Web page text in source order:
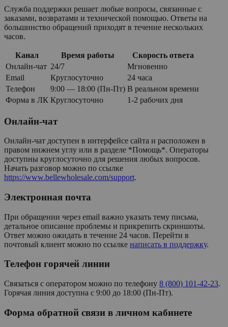
Служба поддержки решает любые вопросы, связанные с
заказами, возвратами и технической помощью. Ответы на
большинство обращений приходят в течение нескольких
часов.
Канал Время работы
Скорость ответа
Онлайн-чат 24/7
Мгновенно
Email
Круглосуточно
24 часа
Телефон
9:00 — 18:00 (Пн-Пт) В реальном времени
Форма в ЛК Круглосуточно 1-2 рабочих дня
Онлайн-чат
Онлайн-чат доступен в интерфейсе сайта и расположен в
правом нижнем углу или в разделе *Помощь*. Операторы
доступны круглосуточно для решения любых вопросов.
Начать разговор можно по ссылке
https://www.bellewholesale.com/support.
Электронная почта
При обращении через email важно указать тему письма,
детальное описание проблемы и прикрепить скриншоты.
Ответ можно ожидать в течение 24 часов. Перейти в
почтовый клиент можно по ссылке написать в поддержку.
Телефон горячей линии
Связаться с оператором можно по телефону 8 (800) 101-42-23.
Горячая линия доступна с 9:00 до 18:00 (Пн-Пт).
Форма обратной связи в личном кабинете